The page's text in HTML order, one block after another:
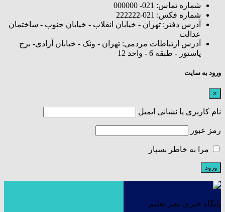
شماره تماس: 021- 000000
شماره فکس: 021-222222
آدرس دفتر: تهران - خیابان انقلاب - خیابان جنوب - ساختمان
عدالت
آدرس ارتباطات مردمی: تهران - ونک - خیابان آزادی- برج
پاستور - طبقه 6 - واحد 12
ورود به سایت
×
نام کاربری یا نشانی ایمیل
رمز عبور
مرا به خاطر بسپار
پایگاه خبری نشر تعلیم